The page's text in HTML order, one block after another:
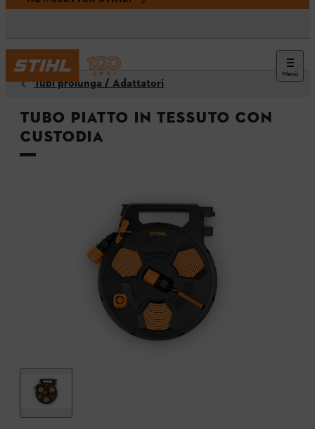
Menù
Tubi prolunga / Adattatori
Tubo piatto in tessuto con
custodia